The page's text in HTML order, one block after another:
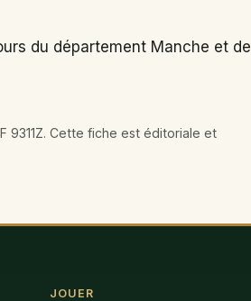
du département Manche et de
9311Z. Cette fiche est éditoriale et
JOUER